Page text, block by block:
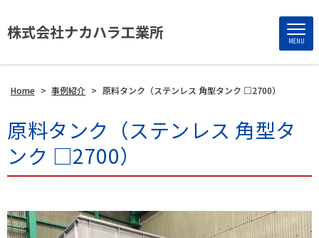
株式会社ナカハラ工業所 MENU
Home > 事例紹介 > 原料タンク（ステンレス 角型タンク □2700）
原料タンク（ステンレス 角型タ
ンク □2700）